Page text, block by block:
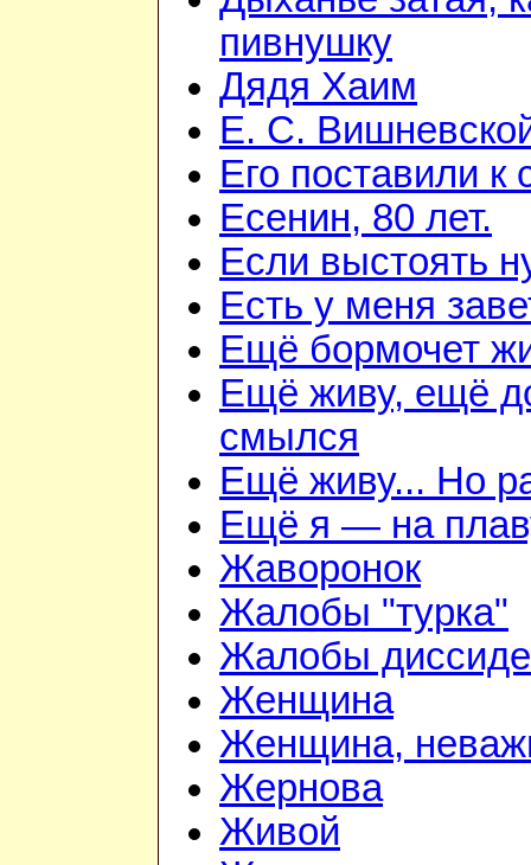
пивнушку
Дядя Хаим
Е. С.
Его поставили к
Есенин, 80 лет.
Если выстоять
Есть у меня
Ещё бормочет
Ещё живу, ещё
смылся
Ещё живу... Но
Ещё я — на
Жаворонок
Жалобы "турка"
Жалобы
Женщина
Женщина,
Жернова
Живой